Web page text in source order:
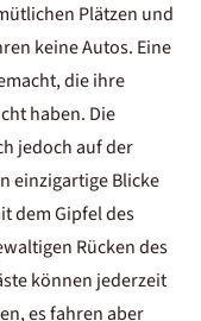
Plätzen und
keine Autos. Eine
die ihre
haben. Die
jedoch auf der
einzigartige Blicke
dem Gipfel des
Rücken des
können jederzeit
es fahren aber